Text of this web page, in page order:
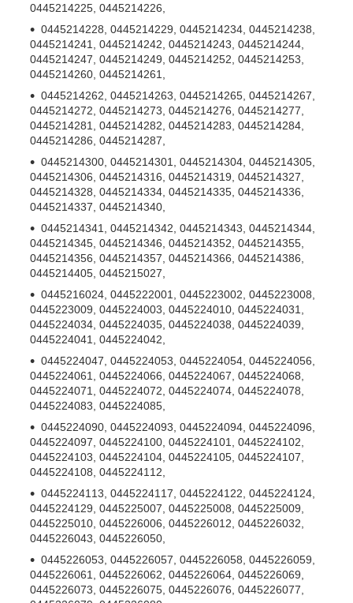
0445214225, 0445214226,
0445214228, 0445214229, 0445214234, 0445214238,
0445214241, 0445214242, 0445214243, 0445214244,
0445214247, 0445214249, 0445214252, 0445214253,
0445214260, 0445214261,
0445214262, 0445214263, 0445214265, 0445214267,
0445214272, 0445214273, 0445214276, 0445214277,
0445214281, 0445214282, 0445214283, 0445214284,
0445214286, 0445214287,
0445214300, 0445214301, 0445214304, 0445214305,
0445214306, 0445214316, 0445214319, 0445214327,
0445214328, 0445214334, 0445214335, 0445214336,
0445214337, 0445214340,
0445214341, 0445214342, 0445214343, 0445214344,
0445214345, 0445214346, 0445214352, 0445214355,
0445214356, 0445214357, 0445214366, 0445214386,
0445214405, 0445215027,
0445216024, 0445222001, 0445223002, 0445223008,
0445223009, 0445224003, 0445224010, 0445224031,
0445224034, 0445224035, 0445224038, 0445224039,
0445224041, 0445224042,
0445224047, 0445224053, 0445224054, 0445224056,
0445224061, 0445224066, 0445224067, 0445224068,
0445224071, 0445224072, 0445224074, 0445224078,
0445224083, 0445224085,
0445224090, 0445224093, 0445224094, 0445224096,
0445224097, 0445224100, 0445224101, 0445224102,
0445224103, 0445224104, 0445224105, 0445224107,
0445224108, 0445224112,
0445224113, 0445224117, 0445224122, 0445224124,
0445224129, 0445225007, 0445225008, 0445225009,
0445225010, 0445226006, 0445226012, 0445226032,
0445226043, 0445226050,
0445226053, 0445226057, 0445226058, 0445226059,
0445226061, 0445226062, 0445226064, 0445226069,
0445226073, 0445226075, 0445226076, 0445226077,